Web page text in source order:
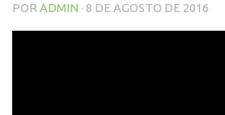
POR ADMIN · 8 DE AGOSTO DE 2016